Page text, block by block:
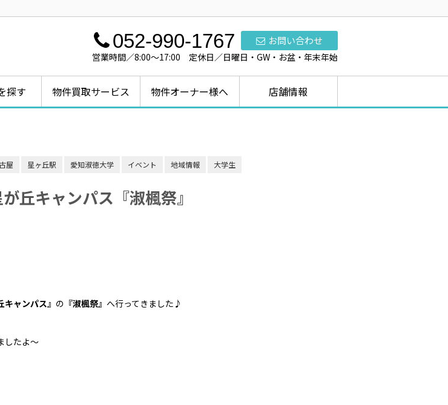
お問い合わせ
052-990-1767
営業時間／8:00～17:00 定休日／日曜日・GW・お盆・年末年始
探す 物件買取サービス 物件オーナー様へ 店舗情報
屋 星ヶ丘駅 愛知淑徳大学 イベント 地域情報 大学生
丘キャンパス『淑楓祭』
ャンパス』 の 『淑楓祭』 へ行ってきました♪
したよ～